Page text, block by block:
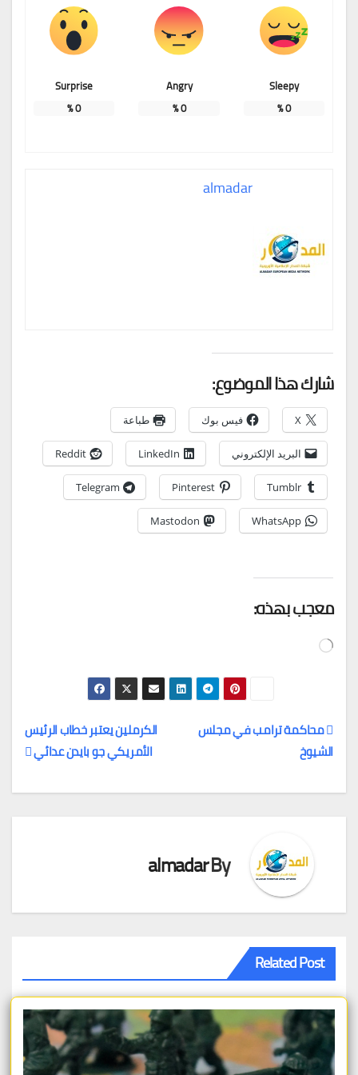
Sleepy
0
%
Angry
0
%
Surprise
0
%
almadar
شارك هذا الموضوع:
X فيس بوك طباعة
البريد الإلكتروني LinkedIn
Reddit
Tumblr
Pinterest
Telegram
WhatsApp
Mastodon
معجب بهذه:
جاري
تصفّح
المقالات
الكرملين يعتبر خطاب الرئيس
الأمريكي جو بايدن عدائي
محاكمة ترامب في مجلس
الشيوخ
By
almadar
Related Post